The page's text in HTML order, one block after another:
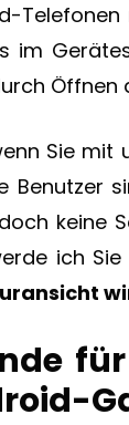
im
Öffnen
Sie mit
Benutzer
keine
ich